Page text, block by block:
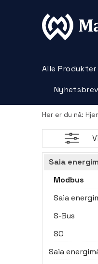
Alle Produkter
Nyhetsbrev
Her er du nå:
Saia
Modbus
Saia
S-Bus
SO
Saia